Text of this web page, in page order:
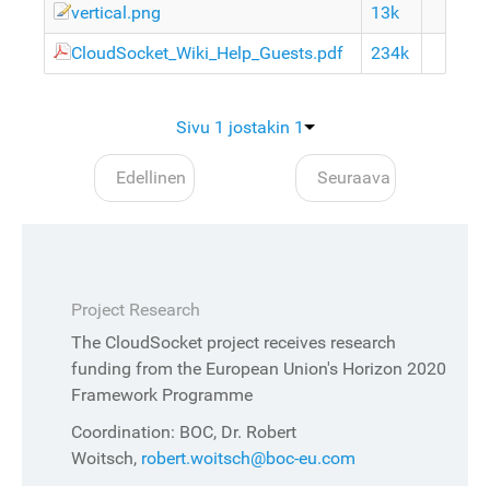
vertical.png
13k
CloudSocket_Wiki_Help_Guests.pdf
234k
Sivu 1 jostakin 1
Edellinen Seuraava
Project Research
The CloudSocket project receives research
funding from the European Union's Horizon 2020
Framework Programme
Coordination: BOC, Dr. Robert
Woitsch, robert.woitsch@boc-eu.com